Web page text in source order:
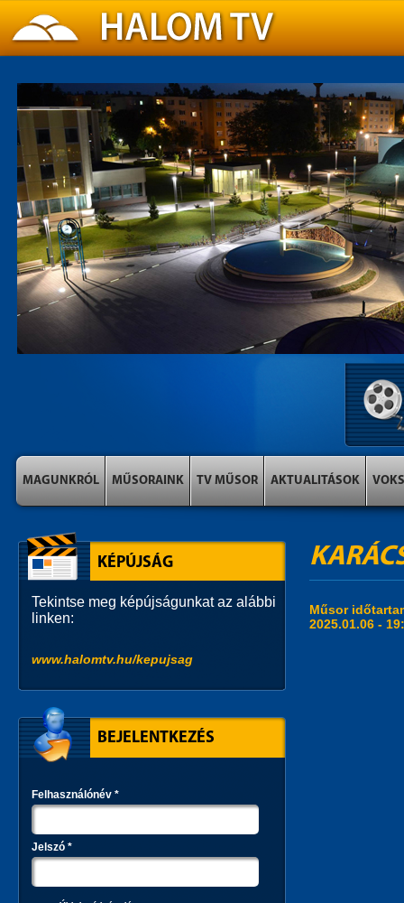
MAGUNKRÓL MŰSORAINK TV MŰSOR AKTUALITÁSOK VOKS
Műsor
2025.01.06 -
KÉPÚJSÁG
Tekintse meg képújságunkat az alábbi
linken:
www.halomtv.hu/kepujsag
BEJELENTKEZÉS
Felhasználónév *
Jelszó *